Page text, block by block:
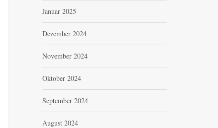
Januar 2025
Dezember 2024
November 2024
Oktober 2024
September 2024
August 2024